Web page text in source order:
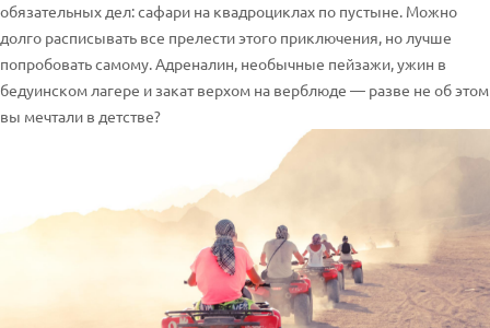
обязательных дел: сафари на квадроциклах по пустыне. Можно
долго расписывать все прелести этого приключения, но лучше
попробовать самому. Адреналин, необычные пейзажи, ужин в
бедуинском лагере и закат верхом на верблюде — разве не об этом
вы мечтали в детстве?